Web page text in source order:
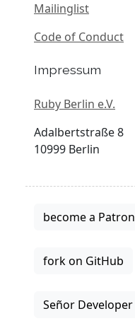
Mailinglist
Code of Conduct
Impressum
Ruby Berlin e.V.
Adalbertstraße 8
10999 Berlin
become a Patron
fork on GitHub
Señor Developer